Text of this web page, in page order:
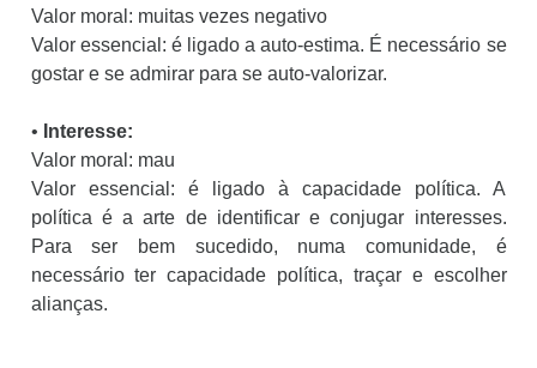
Valor moral: muitas vezes negativo
Valor essencial: é ligado a auto-estima. É necessário se
gostar e se admirar para se auto-valorizar.
• Interesse:
Valor moral: mau
Valor essencial: é ligado à capacidade política. A
política é a arte de identificar e conjugar interesses.
Para ser bem sucedido, numa comunidade, é
necessário ter capacidade política, traçar e escolher
alianças.